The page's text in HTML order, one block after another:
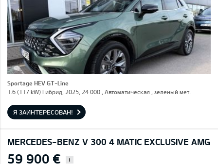
Sportage HEV GT-Line
1.6 (117 kW) Гибрид, 2025, 24 000 , Автоматическая , зеленый мет.
Я ЗАИНТЕРЕСОВАН!
MERCEDES-BENZ V 300 4 MATIC EXCLUSIVE AMG
59 900 € i